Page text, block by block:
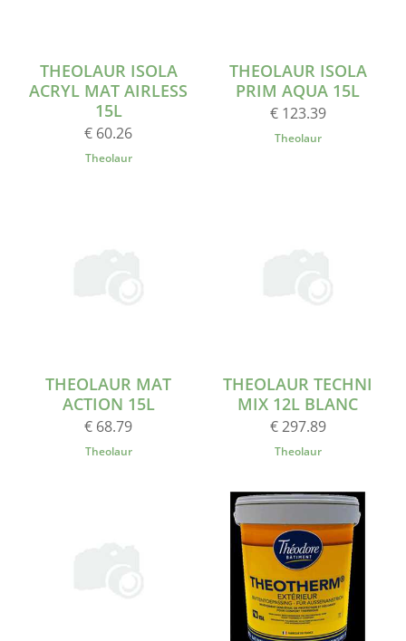
THEOLAUR ISOLA
ACRYL MAT AIRLESS
15L
€ 60.26
Theolaur
THEOLAUR ISOLA
PRIM AQUA 15L
€ 123.39
Theolaur
THEOLAUR MAT
ACTION 15L
€ 68.79
Theolaur
THEOLAUR TECHNI
MIX 12L BLANC
€ 297.89
Theolaur